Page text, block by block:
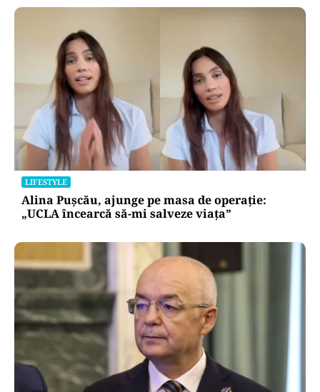
LIFESTYLE
Alina Pușcău, ajunge pe masa de operație:
„UCLA încearcă să-mi salveze viața”